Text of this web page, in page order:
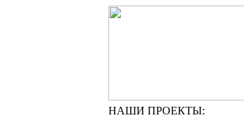
НАШИ ПРОЕКТЫ: